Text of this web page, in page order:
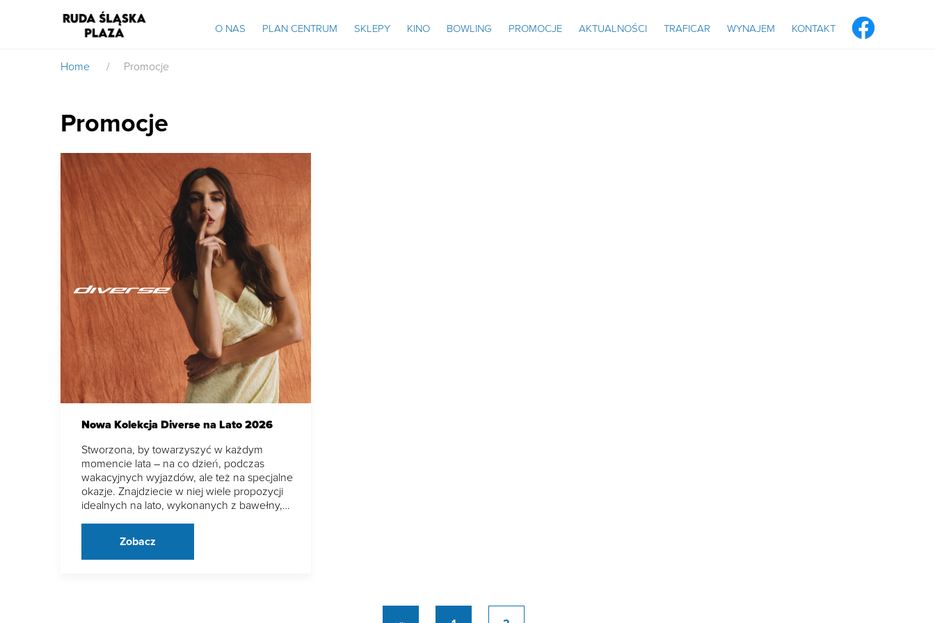
O NAS PLAN CENTRUM SKLEPY KINO BOWLING PROMOCJE AKTUALNOŚCI TRAFICAR WYNAJEM KONTAKT
Home / Promocje
Promocje
Nowa Kolekcja Diverse na Lato 2026
Stworzona, by towarzyszyć w każdym
momencie lata – na co dzień, podczas
wakacyjnych wyjazdów, ale też na specjalne
okazje. Znajdziecie w niej wiele propozycji
idealnych na lato, wykonanych z bawełny,…
Zobacz